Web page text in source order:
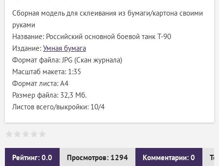
Сборная модель для склеивания из бумаги/картона своими
руками
Название: Российский основной боевой танк Т-90
Издание: Умная бумага
Формат файла: JPG (Скан журнала)
Масштаб макета: 1:35
Формат листа: А4
Размер файла: 32,3 Мб.
Листов всего/выкройки: 10/4
Рейтинг: 0.0 Просмотров: 1294 Комментарии: 0